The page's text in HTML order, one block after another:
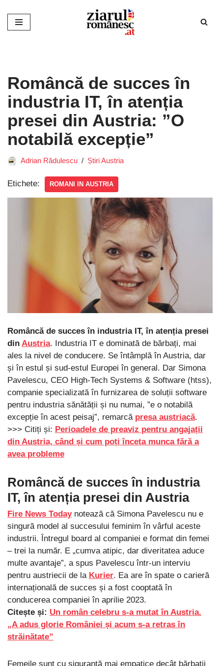
Sari
Româncă de succes în
industria IT, în atenția
presei din Austria: ”O
notabilă excepție”
Adrian Rădulescu Știri Austria
Etichete: ROMANI IN AUSTRIA
Româncă de succes în industria IT, în atenția presei
din Austria. Industria IT e dominată de bărbați, mai
ales la nivel de conducere. Se întâmplă în Austria, dar
și în estul și sud-estul Europei în general. Dar Simona
Pavelescu, CEO High-Tech Systems & Software (htss),
companie specializată în furnizarea de soluții software
pentru industria sănătății și nu numai, ”e o notabilă
excepție în acest peisaj”, remarcă presa austriacă.
>>> Citiți și: Perioadele de preaviz pentru angajații
din Austria, când și cum poți înceta munca fără a
avea probleme
Româncă de succes în industria
IT, în atenția presei din Austria
Fire News Todaynotează că Simona Pavelescu nu e
singură model al succesului feminim în vârful aceste
industrii. Întregul board al companiei e format din femei
– trei la număr. E „cumva atipic, dar diveritatea aduce
multe avantaje”, a spus Pavelescu într-un interviu
pentru austriecii de la Kurier. Ea are în spate o carieră
internațională de succes și a fost cooptată în
conducerea companiei în aprilie 2023.
Citește și: Un român celebru s-a mutat în Austria.
„A adus glorie României și acum s-a retras în
străinătate”
Femeile sunt cu siguranță mai empatice decât bărbații